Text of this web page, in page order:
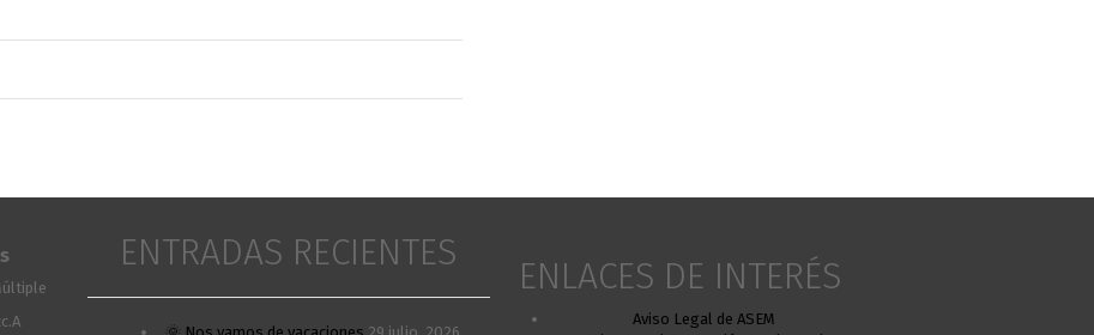
ENTRADAS RECIENTES
ENLACES DE INTERÉS
Aviso Legal de ASEM